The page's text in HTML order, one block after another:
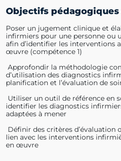
Objectifs
Poser un jugement clinique et
infirmiers pour une personne ou
afin d’identifier les interventions
œuvre (compétence 1)
Approfondir la méthodologie
d’utilisation des diagnostics
planification et l’évaluation de
Utiliser un outil de référence en
identifier les diagnostics
adaptées à mener
Définir des critères d’évaluation
lien avec les interventions
en œuvre